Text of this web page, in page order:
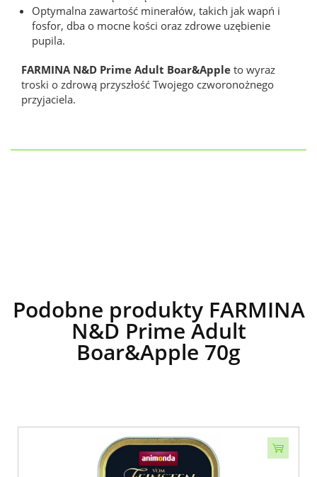
Optymalna zawartość minerałów, takich jak wapń i
fosfor, dba o mocne kości oraz zdrowe uzębienie
pupila.
FARMINA N&D Prime Adult Boar&Apple to wyraz
troski o zdrową przyszłość Twojego czworonożnego
przyjaciela.
Podobne produkty FARMINA
N&D Prime Adult
Boar&Apple 70g